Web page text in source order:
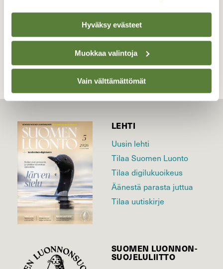
Hyväksy evästeet
Muokkaa valintoja
Vain välttämättömät
LEHTI
Uusin lehti
Tilaa Suomen Luonto
Tilaa digilukuoikeus
Äänestä parasta juttua
Tilaa uutiskirje
SUOMEN LUONNON­
SUOJELU­LIITTO